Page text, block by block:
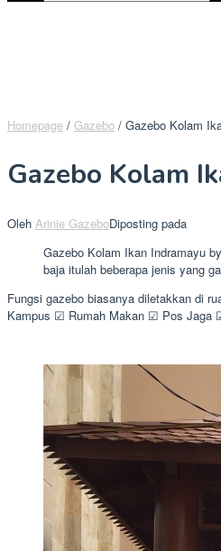
Homepage / Gazebo / Gazebo Kolam
Gazebo Kolam
Oleh Arinie GazeboDiposting pada
Gazebo Kolam Ikan Indramayu
baja itulah beberapa jenis yang
Fungsi gazebo biasanya diletakkan di
Kampus ☑ Rumah Makan ☑ Pos Jaga